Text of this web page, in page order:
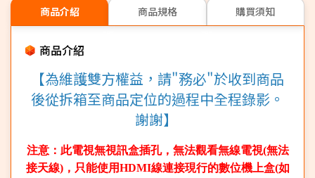
商品介紹 商品規格 購買須知
商品介紹
【為維護雙方權益，請"務必"於收到商品
後從拆箱至商品定位的過程中全程錄影。
謝謝】
注意：此電視無視訊盒插孔，無法觀看無線電視(無法
接天線)，只能使用HDMI線連接現行的數位機上盒(如